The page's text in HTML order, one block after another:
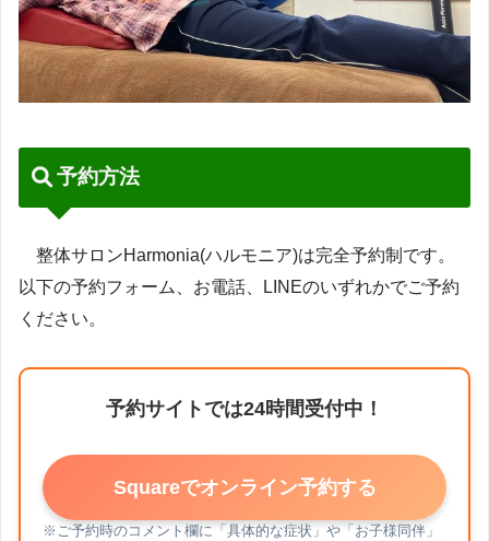
予約方法
整体サロンHarmonia(ハルモニア)は完全予約制です。
以下の予約フォーム、お電話、LINEのいずれかでご予約
ください。
予約サイトでは24時間受付中！
Squareでオンライン予約する
※ご予約時のコメント欄に「具体的な症状」や「お子様同伴」